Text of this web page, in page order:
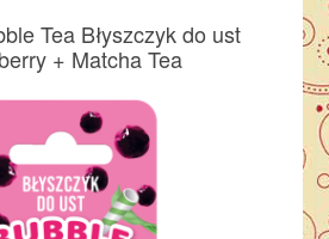
Tea Błyszczyk do ust
+ Matcha Tea